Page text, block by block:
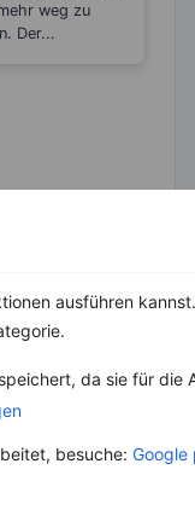
ausführen
da sie für die
besuche: Google
weg zu
Der...